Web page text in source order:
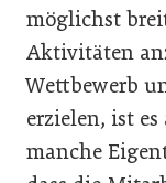
möglichst
Aktivitäten
Wettbewerb
erzielen, ist
manche